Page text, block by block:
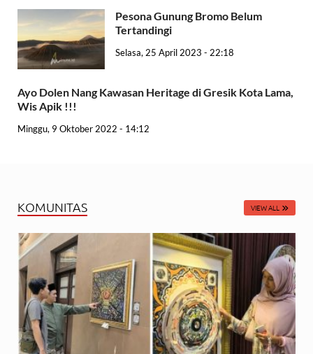
Pesona Gunung Bromo Belum
Tertandingi
Selasa, 25 April 2023 - 22:18
Ayo Dolen Nang Kawasan Heritage di Gresik Kota Lama,
Wis Apik !!!
Minggu, 9 Oktober 2022 - 14:12
KOMUNITAS VIEW ALL